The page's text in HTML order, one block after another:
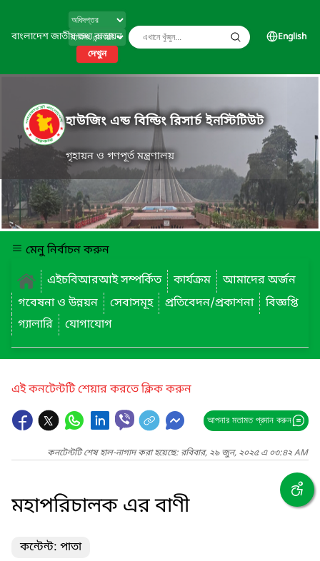
বাংলাদেশ জাতীয় তথ্য বাতায়ন
দেখুন
English
হাউজিং এন্ড বিল্ডিং রিসার্চ ইনস্টিটিউট
গৃহায়ন ও গণপূর্ত মন্ত্রণালয়
মেনু নির্বাচন করুন
এইচবিআরআই সম্পর্কিত
কার্যক্রম
আমাদের অর্জন
গবেষনা ও উন্নয়ন
সেবাসমূহ প্রতিবেদন/প্রকাশনা
বিজ্ঞপ্তি
গ্যালারি
যোগাযোগ
এই কনটেন্টটি শেয়ার করতে ক্লিক করুন
আপনার মতামত প্রদান করুন
কনটেন্টটি শেষ হাল-নাগাদ করা হয়েছে: রবিবার, ২৯ জুন, ২০২৫ এ ০৩:৪২ AM
মহাপরিচালক এর বাণী
কন্টেন্ট: পাতা